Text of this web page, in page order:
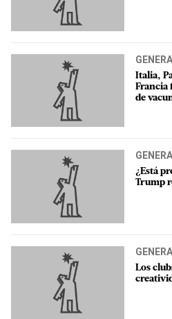
Italia,
Francia
de
¿Está
Trump
Los